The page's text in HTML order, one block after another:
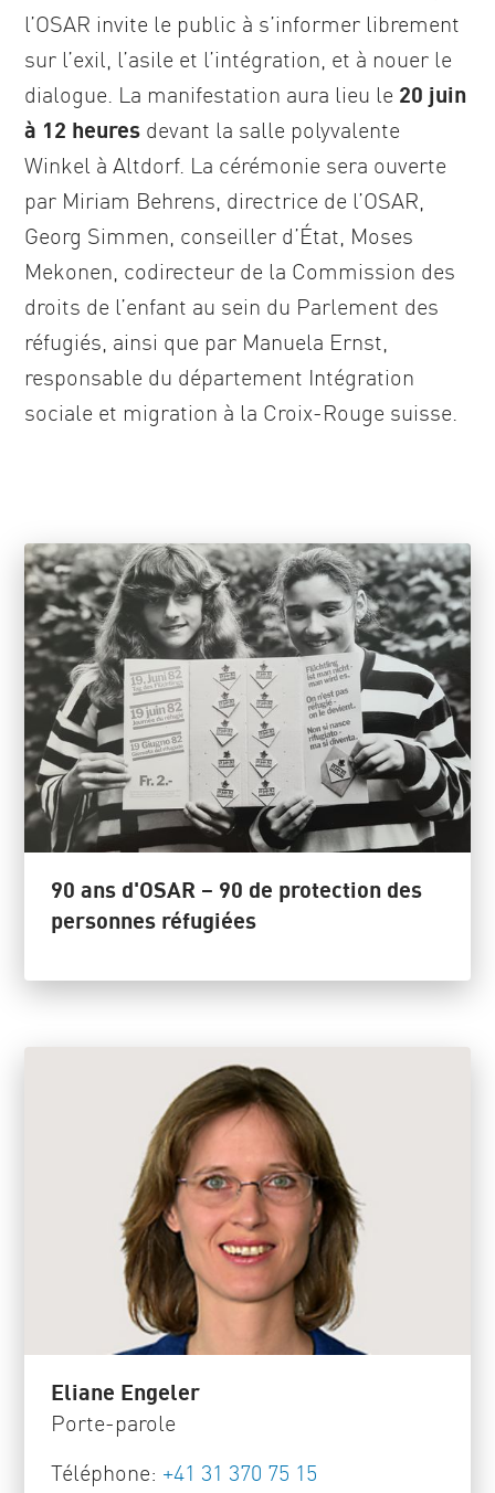
l’OSAR invite le public à s’informer librement
sur l’exil, l’asile et l’intégration, et à nouer le
dialogue. La manifestation aura lieu le 20 juin
à 12 heures devant la salle polyvalente
Winkel à Altdorf. La cérémonie sera ouverte
par Miriam Behrens, directrice de l’OSAR,
Georg Simmen, conseiller d’État, Moses
Mekonen, codirecteur de la Commission des
droits de l’enfant au sein du Parlement des
réfugiés, ainsi que par Manuela Ernst,
responsable du département Intégration
sociale et migration à la Croix-Rouge suisse.
90 ans d'OSAR – 90 de protection des
personnes réfugiées
Eliane Engeler
Porte-parole
Téléphone: +41 31 370 75 15